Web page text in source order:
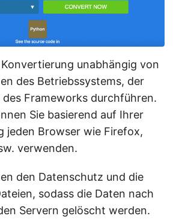
unabhängig von
des Betriebssystems, der
Frameworks durchführen.
Sie basierend auf Ihrer
jeden Browser wie Firefox,
verwenden.
den Datenschutz und die
sodass die Daten nach
Servern gelöscht werden.